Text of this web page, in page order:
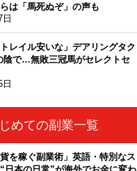
は「馬死ぬぞ」の声も
日
トレイル安いな」デアリングタク
陰で…無敗三冠馬がセレクトセ
日
めての副業一覧
貨を稼ぐ副業術」英語・特別なス